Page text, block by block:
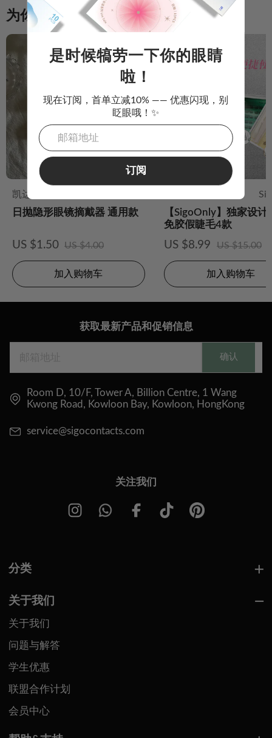
为你推荐
凯达
日抛隐形眼镜摘戴器 通用款
US $1.50 US $4.00
加入购物车
【SigoOnly】独家设计
免胶假睫毛4款
US $8.99 US $15.00
加入购物车
获取最新产品和促销信息
确认
Room D, 10/F, Tower A, Billion Centre, 1 Wang
Kwong Road, Kowloon Bay, Kowloon, HongKong
service@sigocontacts.com
关注我们
分类
关于我们
关于我们
问题与解答
学生优惠
联盟合作计划
会员中心
是时候犒劳一下你的眼睛
啦！
现在订阅，首单立减10% —— 优惠闪现，别
眨眼哦！✨
订阅